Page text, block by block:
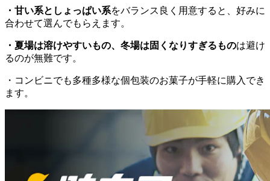
・甘い系としょっぱい系をバランス良く用意すると、好みに
合わせて選んでもらえます。
・夏場は溶けやすいもの、冬場は固くなりすぎるものは避け
るのが無難です。
・コンビニでも多種多様な個包装のお菓子が手軽に購入でき
ます。